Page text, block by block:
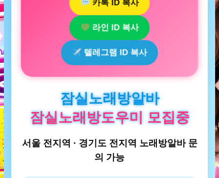
카톡 ID 복사
라인 ID 복사
텔레그램 ID 복사
잠실노래방알바
잠실노래방도우미 모집중
서울 전지역 · 경기도 전지역 노래방알바 문
의 가능